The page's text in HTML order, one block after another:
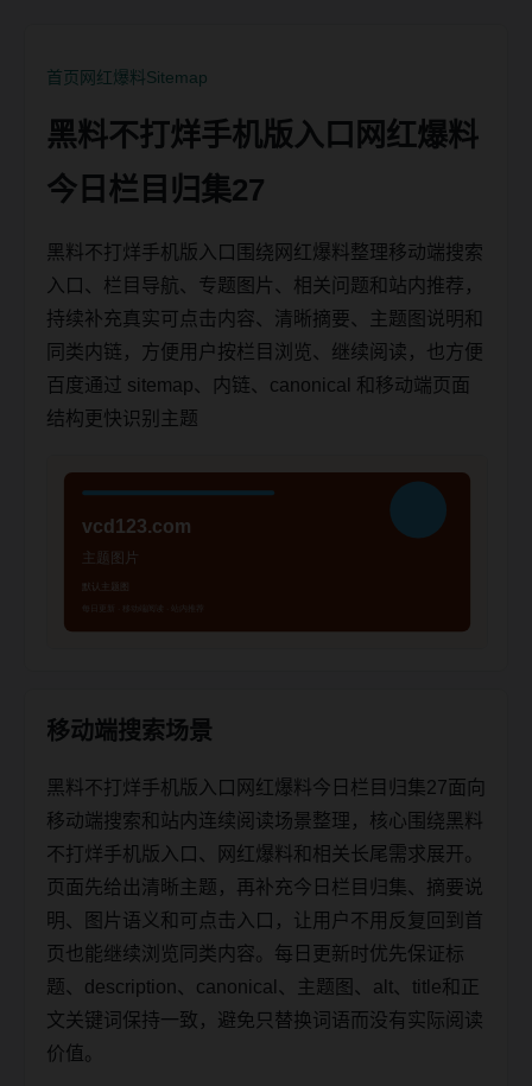
首页网红爆料Sitemap
黑料不打烊手机版入口网红爆料
今日栏目归集27
黑料不打烊手机版入口围绕网红爆料整理移动端搜索
入口、栏目导航、专题图片、相关问题和站内推荐，
持续补充真实可点击内容、清晰摘要、主题图说明和
同类内链，方便用户按栏目浏览、继续阅读，也方便
百度通过 sitemap、内链、canonical 和移动端页面
结构更快识别主题
移动端搜索场景
黑料不打烊手机版入口网红爆料今日栏目归集27面向
移动端搜索和站内连续阅读场景整理，核心围绕黑料
不打烊手机版入口、网红爆料和相关长尾需求展开。
页面先给出清晰主题，再补充今日栏目归集、摘要说
明、图片语义和可点击入口，让用户不用反复回到首
页也能继续浏览同类内容。每日更新时优先保证标
题、description、canonical、主题图、alt、title和正
文关键词保持一致，避免只替换词语而没有实际阅读
价值。